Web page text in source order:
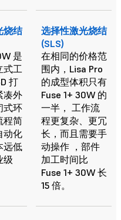
烧结
是
式工
打
凑外
式环
程简
动化
远低
级
选择性激光烧结
(SLS)
在相同的价格范
围内，Lisa Pro
的成型体积只有
Fuse 1+ 30W 的
一半， 工作流
程更复杂、更冗
长，而且需要手
动操作 ，部件
加工时间比
Fuse 1+ 30W 长
15 倍。